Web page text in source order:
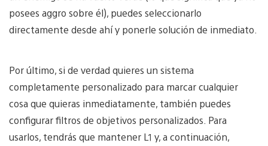
posees aggro sobre él), puedes seleccionarlo
directamente desde ahí y ponerle solución de inmediato.
Por último, si de verdad quieres un sistema
completamente personalizado para marcar cualquier
cosa que quieras inmediatamente, también puedes
configurar filtros de objetivos personalizados. Para
usarlos, tendrás que mantener L1 y, a continuación,